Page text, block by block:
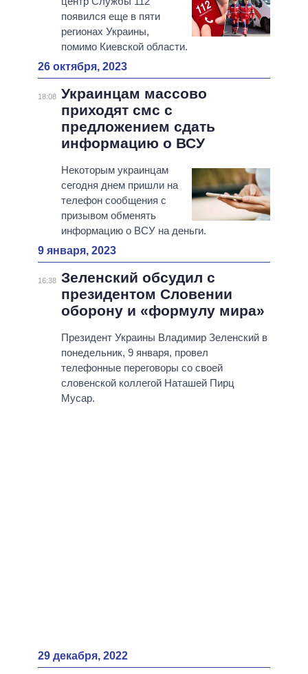
появился еще в пяти
регионах Украины,
помимо Киевской области.
26 октября, 2023
18:08 Украинцам массово
приходят смс с
предложением сдать
информацию о ВСУ
Некоторым украинцам
сегодня днем пришли на
телефон сообщения с
призывом обменять
информацию о ВСУ на деньги.
9 января, 2023
16:38 Зеленский обсудил с
президентом Словении
оборону и «формулу мира»
Президент Украины Владимир Зеленский в
понедельник, 9 января, провел
телефонные переговоры со своей
словенской коллегой Наташей Пирц
Мусар.
29 декабря, 2022